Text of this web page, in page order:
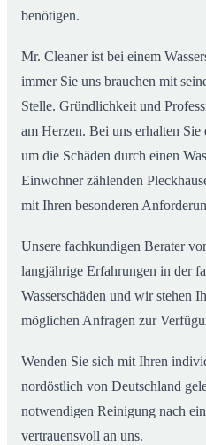
benötigen.
Mr. Cleaner ist bei einem
immer Sie uns brauchen mit
Stelle. Gründlichkeit und
am Herzen. Bei uns erhalten
um die Schäden durch einen
Einwohner zählenden
mit Ihren besonderen
Unsere fachkundigen Berater
langjährige Erfahrungen in der
Wasserschäden und wir stehen
möglichen Anfragen zur
Wenden Sie sich mit Ihren
nordöstlich von Deutschland
notwendigen Reinigung nach
vertrauensvoll an uns.